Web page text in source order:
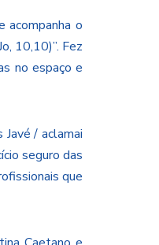
acompanha o
10,10)”. Fez
no espaço e
/ aclamai
seguro das
que